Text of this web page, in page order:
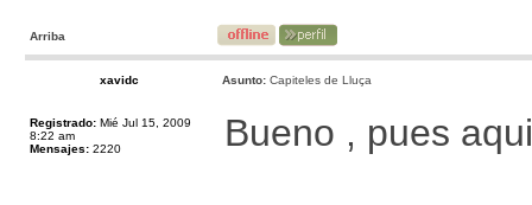
Arriba
xavidc Asunto: Capiteles de Lluça
Registrado: Mié Jul 15, 2009
8:22 am
Mensajes: 2220 Bueno , pues